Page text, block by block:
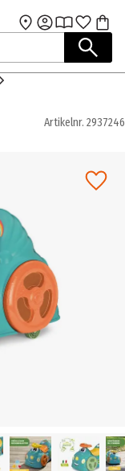
Artikelnr. 2937246